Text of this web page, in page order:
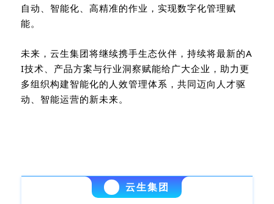
自动、智能化、高精准的作业，实现数字化管理赋
能。
未来，云生集团将继续携手生态伙伴，持续将最新的A
I技术、产品方案与行业洞察赋能给广大企业，助力更
多组织构建智能化的人效管理体系，共同迈向人才驱
动、智能运营的新未来。
云生集团